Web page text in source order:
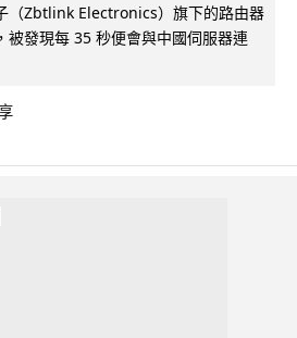
（Zbtlink Electronics）旗下的路由器
被發現每 35 秒便會與中國伺服器連